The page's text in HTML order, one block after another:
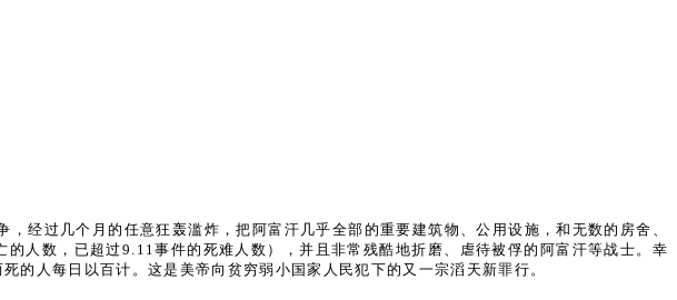
经过几个月的任意狂轰滥炸，把阿富汗几乎全部的重要建筑物、公用设施，和无数的房舍、
人数，已超过9.11事件的死难人数），并且非常残酷地折磨、虐待被俘的阿富汗等战士。幸
人每日以百计。这是美帝向贫穷弱小国家人民犯下的又一宗滔天新罪行。